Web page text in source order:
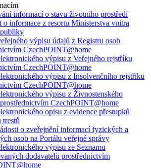
informací o stavu životního prostředí
o informace z resortu Ministerstva vnitra
výpisu údajů z Registru osob
CzechPOINT@home
výpisu z Veřejného rejstříku
CzechPOINT@home
výpisu z Insolvenčního rejstříku
CzechPOINT@home
výpisu z Živnostenského
CzechPOINT@home
opisu z evidence přestupků
trestů
o zveřejnění informací fyzických a
osob na Portálu veřejné správy
výpisu ze Seznamu
dodavatelů prostřednictvím